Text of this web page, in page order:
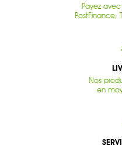
Payez
PostFinance,
Nos
en